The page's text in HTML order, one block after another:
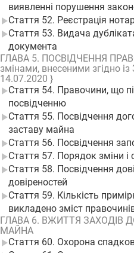
виявленні порушення
Стаття 52. Реєстрація
Стаття 53. Видача
документа
ГЛАВА 5. ПОСВІДЧЕННЯ
змінами, внесеними згідно
14.07.2020 }
Стаття 54. Правочини, що
посвідченню
Стаття 55. Посвідчення
заставу майна
Стаття 56. Посвідчення
Стаття 57. Порядок зміни і
Стаття 58. Посвідчення
довіреностей
Стаття 59. Кількість
викладено зміст
ГЛАВА 6. ВЖИТТЯ ЗАХОДІВ
МАЙНА
Стаття 60. Охорона